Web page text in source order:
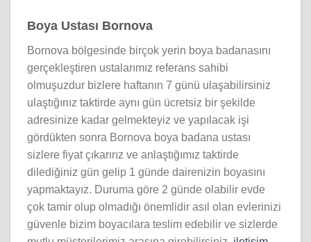
Boya Ustası Bornova
Bornova bölgesinde birçok yerin boya badanasını
gerçekleştiren ustalarımız referans sahibi
olmuşuzdur bizlere haftanın 7 günü ulaşabilirsiniz
ulaştığınız taktirde aynı gün ücretsiz bir şekilde
adresinize kadar gelmekteyiz ve yapılacak işi
gördükten sonra Bornova boya badana ustası
sizlere fiyat çıkarırız ve anlaştığımız taktirde
dilediğiniz gün gelip 1 günde dairenizin boyasını
yapmaktayız. Duruma göre 2 günde olabilir evde
çok tamir olup olmadığı önemlidir asıl olan evlerinizi
güvenle bizim boyacılara teslim edebilir ve sizlerde